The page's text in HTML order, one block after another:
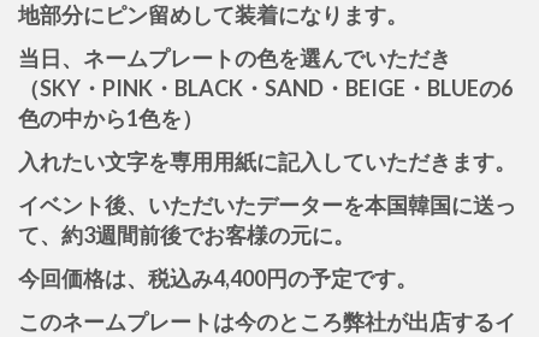
地部分にピン留めして装着になります。
当日、ネームプレートの色を選んでいただき
（SKY・PINK・BLACK・SAND・BEIGE・BLUEの6
色の中から1色を）
入れたい文字を専用用紙に記入していただきます。
イベント後、いただいたデーターを本国韓国に送っ
て、約3週間前後でお客様の元に。
今回価格は、税込み4,400円の予定です。
このネームプレートは今のところ弊社が出店するイ